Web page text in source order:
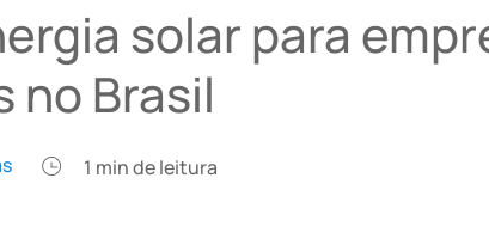
solar para
no Brasil
1 min de leitura